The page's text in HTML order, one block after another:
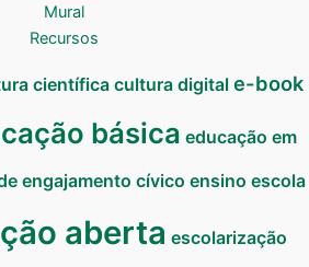
Mural
Recursos
científicacultura digital e-book
básica educação em
engajamento cívico ensino escola
aberta escolarização